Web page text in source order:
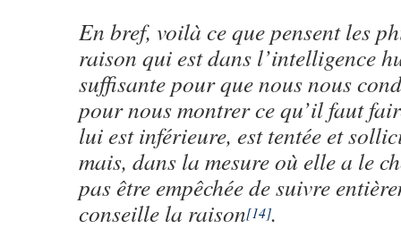
En bref, voilà ce que pensent les
raison qui est dans l’intelligence
suffisante pour que nous nous
pour nous montrer ce qu’il faut
lui est inférieure, est tentée et
mais, dans la mesure où elle a le
pas être empêchée de suivre
conseille la raison[14].